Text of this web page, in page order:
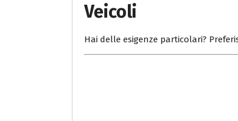
Veicoli
Hai delle esigenze particolari?